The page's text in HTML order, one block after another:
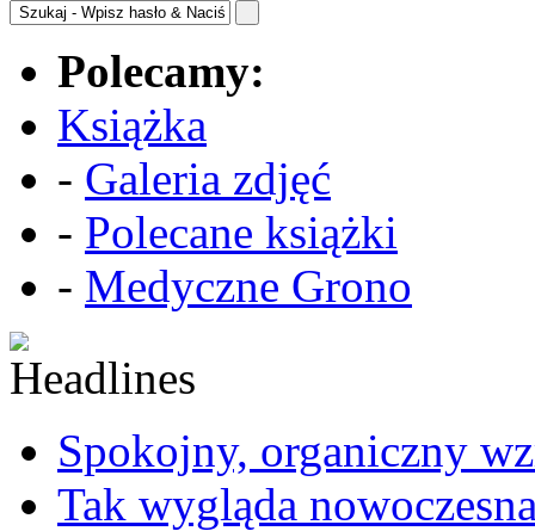
Polecamy:
Książka
- Galeria zdjęć
- Polecane książki
- Medyczne Grono
Spokojny, organiczny
Tak wygląda